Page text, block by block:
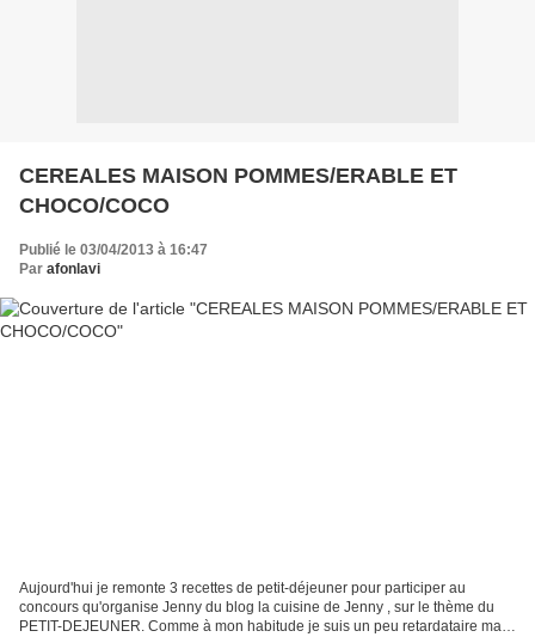
CEREALES MAISON POMMES/ERABLE ET
CHOCO/COCO
Publié le 03/04/2013 à 16:47
Par afonlavi
Aujourd'hui je remonte 3 recettes de petit-déjeuner pour participer au
concours qu'organise Jenny du blog la cuisine de Jenny , sur le thème du
PETIT-DEJEUNER. Comme à mon habitude je suis un peu retardataire mais